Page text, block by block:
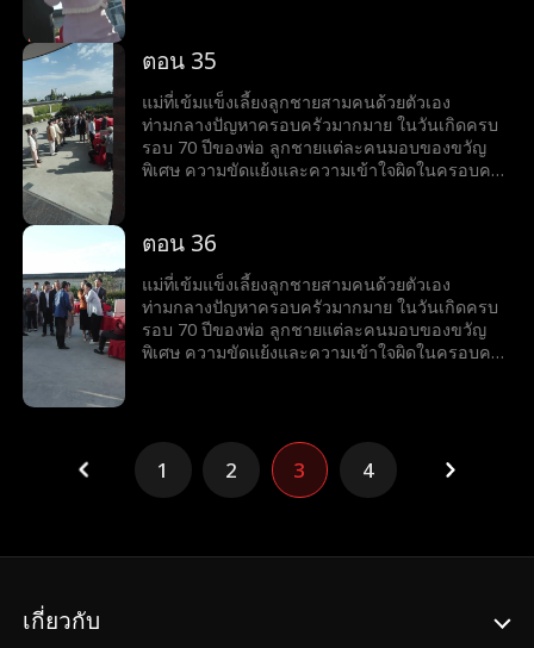
อารมณ์และความรักในครอบครัว
ตอน 35
แม่ที่เข้มแข็งเลี้ยงลูกชายสามคนด้วยตัวเอง
ท่ามกลางปัญหาครอบครัวมากมาย ในวันเกิดครบ
รอบ 70 ปีของพ่อ ลูกชายแต่ละคนมอบของขวัญ
พิเศษ ความขัดแย้งและความเข้าใจผิดในครอบครัว
อารมณ์และความรักในครอบครัว
ตอน 36
แม่ที่เข้มแข็งเลี้ยงลูกชายสามคนด้วยตัวเอง
ท่ามกลางปัญหาครอบครัวมากมาย ในวันเกิดครบ
รอบ 70 ปีของพ่อ ลูกชายแต่ละคนมอบของขวัญ
พิเศษ ความขัดแย้งและความเข้าใจผิดในครอบครัว
1 2 3 4
เกี่ยวกับ